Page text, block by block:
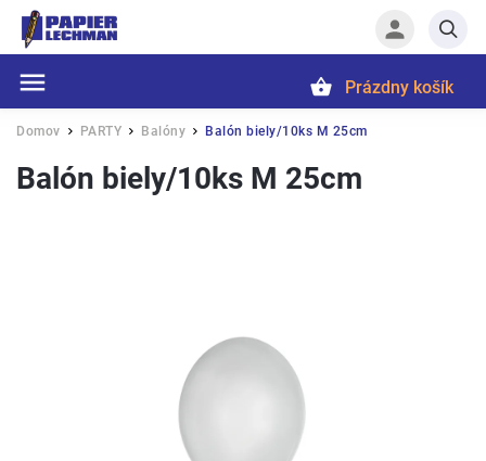
Prázdny košík
Domov / PARTY / Balóny / Balón biely/10ks M 25cm
Balón biely/10ks M 25cm